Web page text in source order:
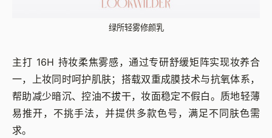
绿所轻雾修颜乳
主打 16H 持妆柔焦雾感，通过专研舒缓矩阵实现妆养合
一，上妆同时呵护肌肤；搭载双重成膜技术与抗氧体系，
帮助减少暗沉、控油不拔干，妆面稳定不假白。质地轻薄
易推开，不挑手法，并提供多款色号，满足不同肤色需
求。